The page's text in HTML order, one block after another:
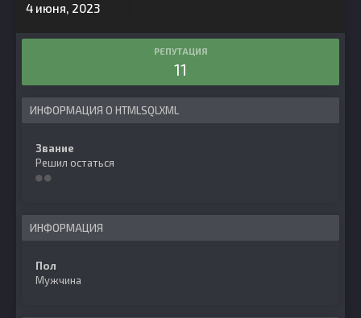
4 июня, 2023
РЕПУТАЦИЯ
11
ИНФОРМАЦИЯ О HTMLSQLXML
Звание
Решил остаться
ИНФОРМАЦИЯ
Пол
Мужчина